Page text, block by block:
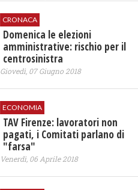
CRONACA
Domenica le elezioni
amministrative: rischio per il
centrosinistra
Giovedì, 07 Giugno 2018
ECONOMIA
TAV Firenze: lavoratori non
pagati, i Comitati parlano di
"farsa"
Venerdì, 06 Aprile 2018